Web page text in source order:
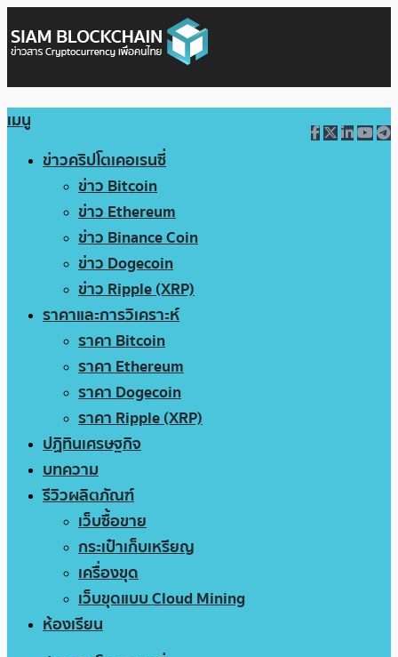
เมนู
ข่าวคริปโตเคอเรนซี่
ข่าว Bitcoin
ข่าว Ethereum
ข่าว Binance Coin
ข่าว Dogecoin
ข่าว Ripple (XRP)
ราคาและการวิเคราะห์
ราคา Bitcoin
ราคา Ethereum
ราคา Dogecoin
ราคา Ripple (XRP)
ปฏิทินเศรษฐกิจ
บทความ
รีวิวผลิตภัณฑ์
เว็บซื้อขาย
กระเป๋าเก็บเหรียญ
เครื่องขุด
เว็บขุดแบบ Cloud Mining
ห้องเรียน